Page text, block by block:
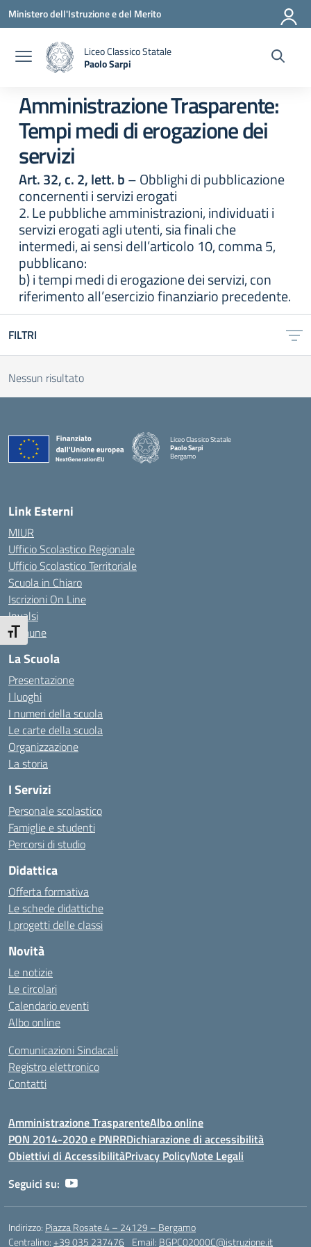
Attiva/disattiva dimensione testo
Vai ai contenuti
Vai al menu di navigazione
Vai al footer
Ministero dell'Istruzione e del Merito
Liceo Classico Statale
Paolo Sarpi
Amministrazione Trasparente:
Tempi medi di erogazione dei
servizi
Art. 32, c. 2, lett. b– Obblighi di pubblicazione
concernenti i servizi erogati
2. Le pubbliche amministrazioni, individuati i
servizi erogati agli utenti, sia finali che
intermedi, ai sensi dell’articolo 10, comma 5,
pubblicano:
b) i tempi medi di erogazione dei servizi, con
riferimento all’esercizio finanziario precedente.
FILTRI
Nessun risultato
Liceo Classico Statale
Paolo Sarpi
Bergamo
— Visita la pagina iniziale della scuola
Link Esterni
MIUR
Ufficio Scolastico Regionale
Ufficio Scolastico Territoriale
Scuola in Chiaro
Iscrizioni On Line
Invalsi
Comune
La Scuola
Presentazione
I luoghi
I numeri della scuola
Le carte della scuola
Organizzazione
La storia
I Servizi
Personale scolastico
Famiglie e studenti
Percorsi di studio
Didattica
Offerta formativa
Le schede didattiche
I progetti delle classi
Novità
Le notizie
Le circolari
Calendario eventi
Albo online
Comunicazioni Sindacali
Registro elettronico
Contatti
Amministrazione TrasparenteAlbo online
PON 2014-2020 e PNRRDichiarazione di accessibilità
Obiettivi di AccessibilitàPrivacy PolicyNote Legali
Seguici su:
Indirizzo: Piazza Rosate 4 – 24129 – Bergamo
Centralino:+39 035 237476 Email: BGPC02000C@istruzione.it